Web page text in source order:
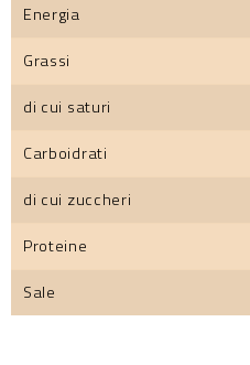
Energia
Grassi
di cui saturi
Carboidrati
di cui zuccheri
Proteine
Sale